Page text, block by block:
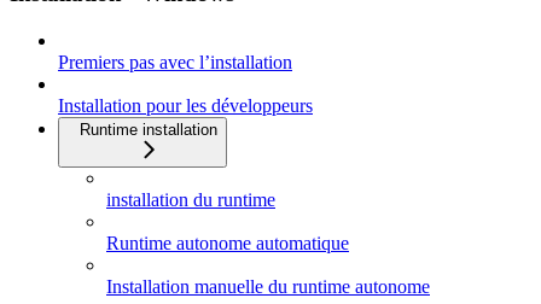
Premiers pas avec l’installation
Installation pour les développeurs
Runtime installation
installation du runtime
Runtime autonome automatique
Installation manuelle du runtime autonome